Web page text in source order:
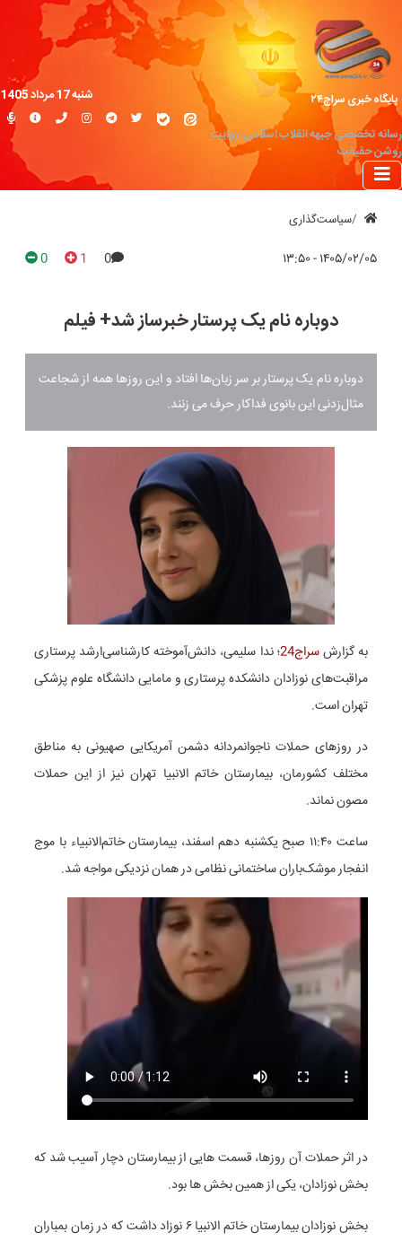
پایگاه خبری سراج۲۴
رسانه تخصصی جبهه انقلاب اسلامی؛ روایت
روشن حقیقت
شنبه 17 مرداد 1405
سیاست‌گذاری
۱۴۰۵/۰۲/۰۵ - ۱۳:۵۰ 0
1
0
دوباره نام یک پرستار خبرساز شد+ فیلم
دوباره نام یک پرستار بر سر زبان‌ها افتاد و این روزها همه از شجاعت
مثال‌زدنی این بانوی فداکار حرف می زنند.
به گزارشسراج24
؛ ندا سلیمی، دانش‌آموخته کارشناسی‌ارشد پرستاری
مراقبت‌های نوزادان دانشکده پرستاری و مامایی دانشگاه علوم پزشکی
تهران است.
در روزهای حملات ناجوانمردانه دشمن آمریکایی صهیونی به مناطق
مختلف کشورمان، بیمارستان خاتم الانبیا تهران نیز از این حملات
مصون نماند.
ساعت ۱۱:۴۰ صبح یکشنبه دهم اسفند، بیمارستان خاتم‌الانبیاء با موج
انفجار موشک‌باران ساختمانی نظامی در همان نزدیکی مواجه شد.
در اثر حملات آن روزها، قسمت هایی از بیمارستان دچار آسیب شد که
بخش نوزادان، یکی از همین بخش ها بود.
بخش نوزادان بیمارستان خاتم الانبیا ۶ نوزاد داشت که در زمان بمباران